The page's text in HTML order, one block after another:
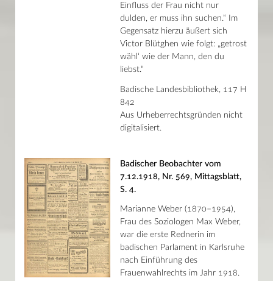
Einfluss der Frau nicht nur
dulden, er muss ihn suchen.“ Im
Gegensatz hierzu äußert sich
Victor Blütghen wie folgt: „getrost
wähl‘ wie der Mann, den du
liebst.“
Badische Landesbibliothek, 117 H
842
Aus Urheberrechtsgründen nicht
digitalisiert.
Badischer Beobachter vom
7.12.1918, Nr. 569, Mittagsblatt,
S. 4.
Marianne Weber (1870–1954),
Frau des Soziologen Max Weber,
war die erste Rednerin im
badischen Parlament in Karlsruhe
nach Einführung des
Frauenwahlrechts im Jahr 1918.